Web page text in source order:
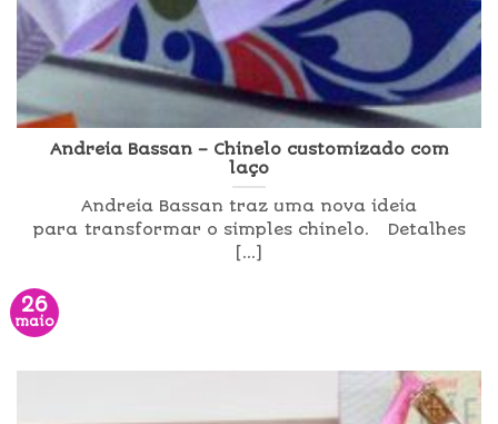
Andreia Bassan – Chinelo customizado com
laço
Andreia Bassan traz uma nova ideia
para transformar o simples chinelo. Detalhes
[...]
26
maio